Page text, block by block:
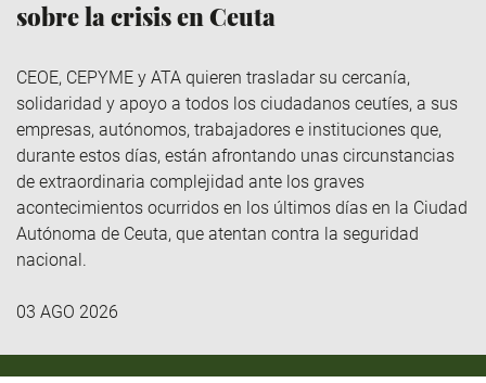
sobre la crisis en Ceuta
CEOE, CEPYME y ATA quieren trasladar su cercanía,
solidaridad y apoyo a todos los ciudadanos ceutíes, a sus
empresas, autónomos, trabajadores e instituciones que,
durante estos días, están afrontando unas circunstancias
de extraordinaria complejidad ante los graves
acontecimientos ocurridos en los últimos días en la Ciudad
Autónoma de Ceuta, que atentan contra la seguridad
nacional.
03 AGO 2026